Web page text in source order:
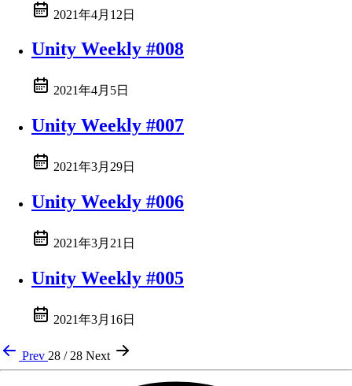
2021年4月12日
Unity Weekly #008
2021年4月5日
Unity Weekly #007
2021年3月29日
Unity Weekly #006
2021年3月21日
Unity Weekly #005
2021年3月16日
Prev 28 / 28 Next